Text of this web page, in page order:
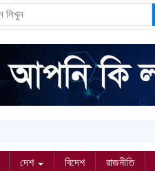
দেশ বিদেশ রাজনীতি